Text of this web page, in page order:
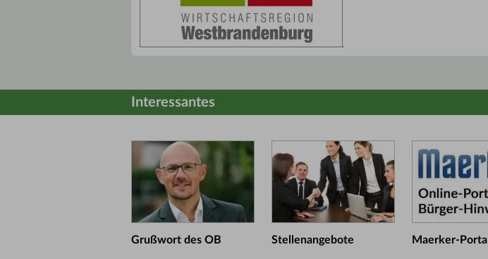
Interessantes
Grußwort des OB Stellenangebote Maerker-Portal